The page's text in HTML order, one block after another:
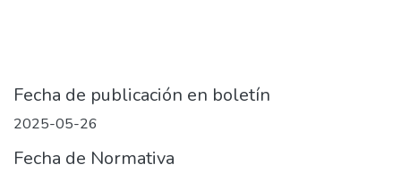
Fecha de publicación en boletín
2025-05-26
Fecha de Normativa